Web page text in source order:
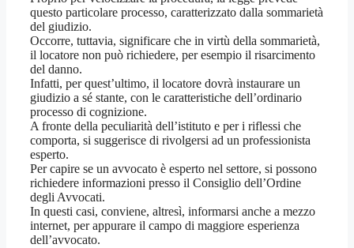
questo particolare processo, caratterizzato dalla sommarietà
del giudizio.
Occorre, tuttavia, significare che in virtù della sommarietà,
il locatore non può richiedere, per esempio il risarcimento
del danno.
Infatti, per quest’ultimo, il locatore dovrà instaurare un
giudizio a sé stante, con le caratteristiche dell’ordinario
processo di cognizione.
A fronte della peculiarità dell’istituto e per i riflessi che
comporta, si suggerisce di rivolgersi ad un professionista
esperto.
Per capire se un avvocato è esperto nel settore, si possono
richiedere informazioni presso il Consiglio dell’Ordine
degli Avvocati.
In questi casi, conviene, altresì, informarsi anche a mezzo
internet, per appurare il campo di maggiore esperienza
dell’avvocato.